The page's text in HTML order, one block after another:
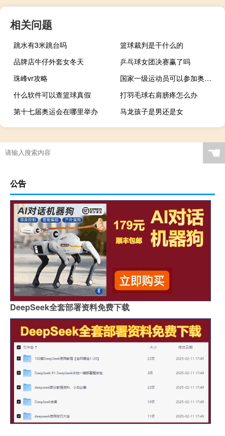
相关问题
跳水有3米跳台吗
篮球裁判是干什么的
品牌店牛仔外套女冬天
乒乓球女团决赛赢了吗
珠峰vr攻略
国家一级运动员可以参加奥运会吗
什么软件可以查篮球真假
打羽毛球右肩膀疼怎么办
第十七届奥运会在哪里举办
马龙孩子是男还是女
☚
公告
DeepSeek全套部署资料免费下载